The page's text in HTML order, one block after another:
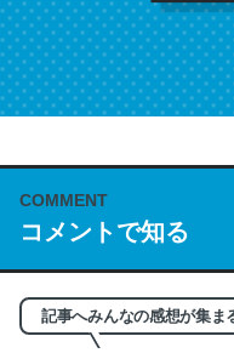
COMMENT
コメントで知る
記事へみんなの感想が集ま
これは名文。彼はとて
う。英語少しでも読め
れ好き。Let’s
─今のこの状況が信じられ